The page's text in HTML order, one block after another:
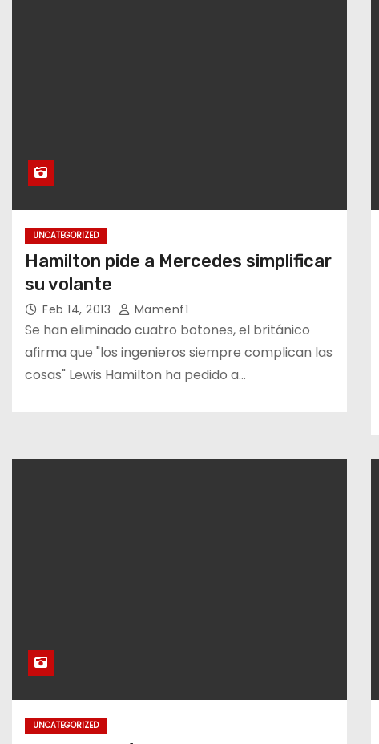
UNCATEGORIZED
Hamilton pide a Mercedes simplificar
su volante
Feb 14, 2013 Mamenf1
Se han eliminado cuatro botones, el británico
afirma que "los ingenieros siempre complican las
cosas" Lewis Hamilton ha pedido a…
UNCATEGORIZED